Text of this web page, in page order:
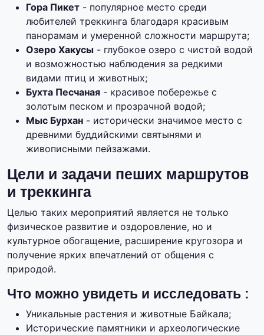
Гора Пикет - популярное место среди
любителей треккинга благодаря красивым
панорамам и умеренной сложности маршрута;
Озеро Хакусы - глубокое озеро с чистой водой
и возможностью наблюдения за редкими
видами птиц и животных;
Бухта Песчаная - красивое побережье с
золотым песком и прозрачной водой;
Мыс Бурхан - исторически значимое место с
древними буддийскими святынями и
живописными пейзажами.
Цели и задачи пеших маршрутов
и треккинга
Целью таких мероприятий является не только
физическое развитие и оздоровление, но и
культурное обогащение, расширение кругозора и
получение ярких впечатлений от общения с
природой.
Что можно увидеть и исследовать :
Уникальные растения и животные Байкала;
Исторические памятники и археологические